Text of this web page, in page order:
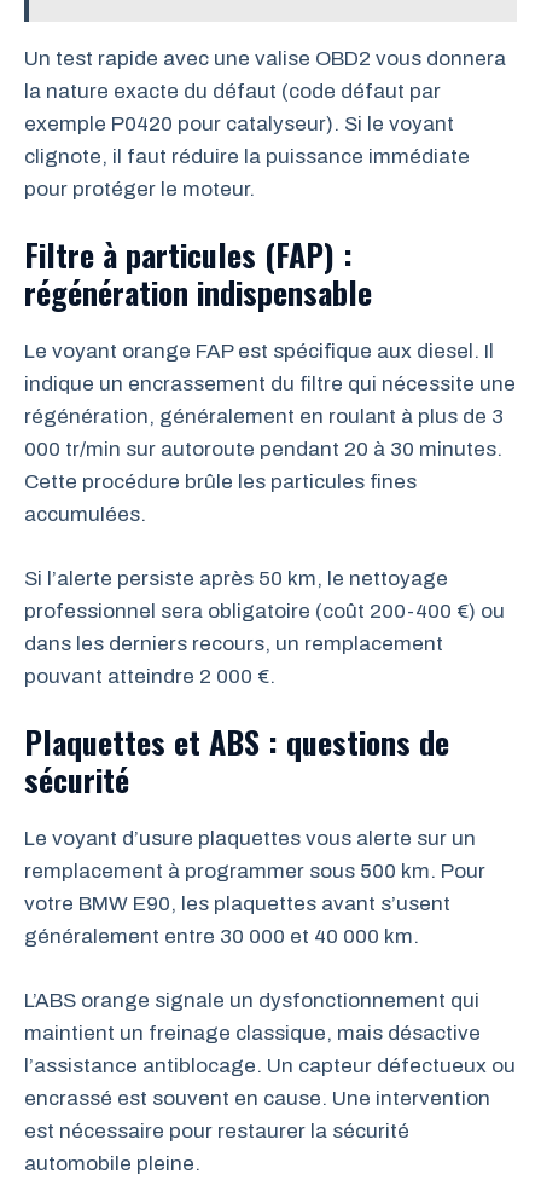
Un test rapide avec une valise OBD2 vous donnera
la nature exacte du défaut (code défaut par
exemple P0420 pour catalyseur). Si le voyant
clignote, il faut réduire la puissance immédiate
pour protéger le moteur.
Filtre à particules (FAP) :
régénération indispensable
Le voyant orange FAP est spécifique aux diesel. Il
indique un encrassement du filtre qui nécessite une
régénération, généralement en roulant à plus de 3
000 tr/min sur autoroute pendant 20 à 30 minutes.
Cette procédure brûle les particules fines
accumulées.
Si l’alerte persiste après 50 km, le nettoyage
professionnel sera obligatoire (coût 200-400 €) ou
dans les derniers recours, un remplacement
pouvant atteindre 2 000 €.
Plaquettes et ABS : questions de
sécurité
Le voyant d’usure plaquettes vous alerte sur un
remplacement à programmer sous 500 km. Pour
votre BMW E90, les plaquettes avant s’usent
généralement entre 30 000 et 40 000 km.
L’ABS orange signale un dysfonctionnement qui
maintient un freinage classique, mais désactive
l’assistance antiblocage. Un capteur défectueux ou
encrassé est souvent en cause. Une intervention
est nécessaire pour restaurer la sécurité
automobile pleine.